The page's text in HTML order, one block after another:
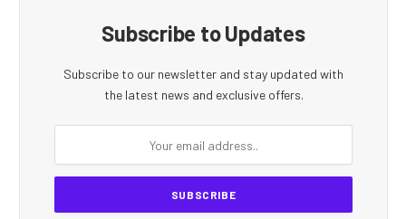
Subscribe to Updates
Subscribe to our newsletter and stay updated with
the latest news and exclusive offers.